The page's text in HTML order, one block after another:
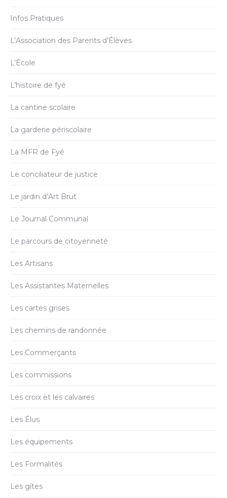
Infos Pratiques
L’Association des Parents d’Élèves
L’École
L’histoire de fyé
La cantine scolaire
La garderie périscolaire
La MFR de Fyé
Le conciliateur de justice
Le jardin d’Art Brut
Le Journal Communal
Le parcours de citoyenneté
Les Artisans
Les Assistantes Maternelles
Les cartes grises
Les chemins de randonnée
Les Commerçants
Les commissions
Les croix et les calvaires
Les Élus
Les équipements
Les Formalités
Les gîtes